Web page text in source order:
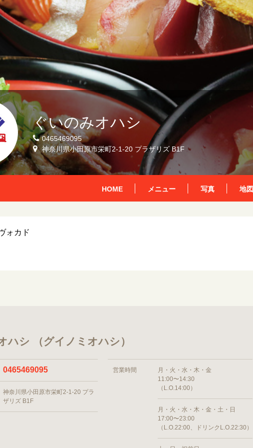
ぐいのみオハシ
0465469095
神奈川県小田原市栄町2-1-20 プラザリズ B1F
HOME メニュー 写真 地図
ォカド
ハシ （グイノミオハシ）
0465469095
神奈川県小田原市栄町2-1-20 プラ
ザリズ B1F
営業時間
月・火・水・木・金
11:00〜14:30
（L.O.14:00）
月・火・水・木・金・土・日
17:00〜23:00
（L.O.22:00、ドリンクL.O.22:30）